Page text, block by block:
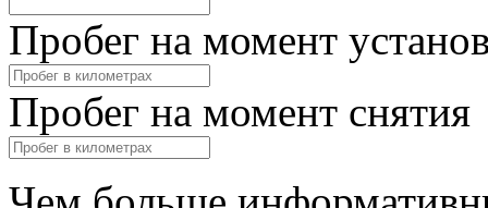
Пробег на момент
Пробег на момент снятия